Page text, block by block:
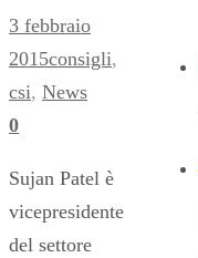
3 febbraio
2015consigli,
csi, News
0
Sujan Patel è
vicepresidente
del settore